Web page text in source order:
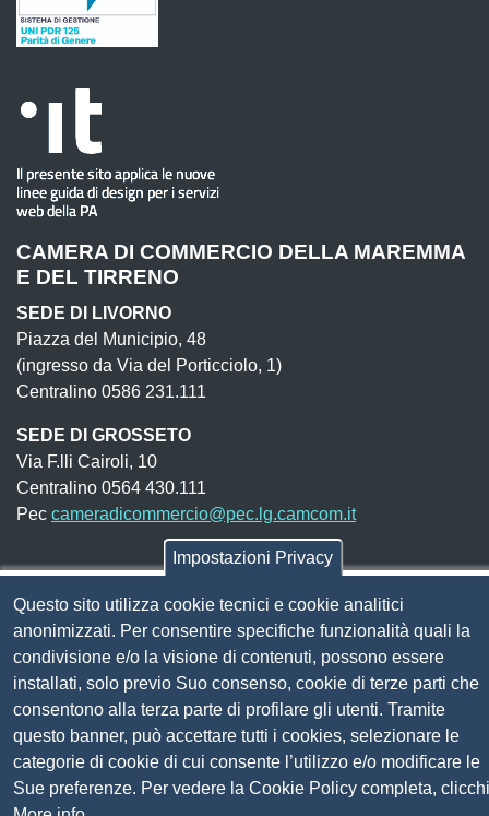
CAMERA DI COMMERCIO DELLA MAREMMA
E DEL TIRRENO
SEDE DI LIVORNO
Piazza del Municipio, 48
(ingresso da Via del Porticciolo, 1)
Centralino 0586 231.111
SEDE DI GROSSETO
Via F.lli Cairoli, 10
Centralino 0564 430.111
Pec cameradicommercio@pec.lg.camcom.it
Codice fiscale e Partita Iva:
Codice univoco fatturazione elettronica:UFN1JE
Pagare con PagoPA
Seguici su
Sito web
Amministrazione trasparente
Mappa del sito
Impostazioni Privacy
Questo sito utilizza cookie tecnici e cookie analitici
anonimizzati. Per consentire specifiche funzionalità quali la
condivisione e/o la visione di contenuti, possono essere
installati, solo previo Suo consenso, cookie di terze parti che
consentono alla terza parte di profilare gli utenti. Tramite
questo banner, può accettare tutti i cookies, selezionare le
categorie di cookie di cui consente l’utilizzo e/o modificare le
Sue preferenze. Per vedere la Cookie Policy completa, clicchi